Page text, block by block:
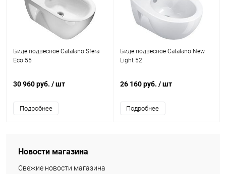
Биде подвесное Catalano Sfera
Eco 55
30 960 руб. / шт
Подробнее
Биде подвесное Catalano New
Light 52
26 160 руб. / шт
Подробнее
Новости магазина
Свежие новости магазина